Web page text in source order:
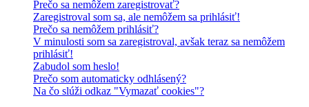
Prečo sa nemôžem zaregistrovať?
Zaregistroval som sa, ale nemôžem sa prihlásiť!
Prečo sa nemôžem prihlásiť?
V minulosti som sa zaregistroval, avšak teraz sa nemôžem
prihlásiť!
Zabudol som heslo!
Prečo som automaticky odhlásený?
Na čo slúži odkaz "Vymazať cookies"?